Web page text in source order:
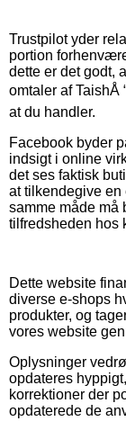
Trustpilot yder
portion
dette er det godt,
omtaler af
at du handler.
Facebook byder
indsigt i online
det ses faktisk
at tilkendegive
samme måde må
tilfredsheden hos
Dette website
diverse e-shops
produkter, og
vores website
Oplysninger
opdateres
korrektioner der
opdaterede de